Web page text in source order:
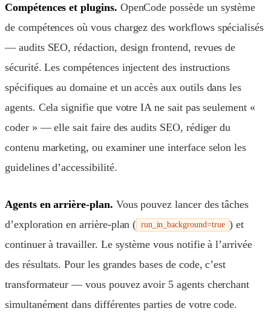
Compétences et plugins. OpenCode possède un système
de compétences où vous chargez des workflows spécialisés
— audits SEO, rédaction, design frontend, revues de
sécurité. Les compétences injectent des instructions
spécifiques au domaine et un accès aux outils dans les
agents. Cela signifie que votre IA ne sait pas seulement «
coder » — elle sait faire des audits SEO, rédiger du
contenu marketing, ou examiner une interface selon les
guidelines d’accessibilité.
Agents en arrière-plan. Vous pouvez lancer des tâches
d’exploration en arrière-plan ( run_in_background=true ) et
continuer à travailler. Le système vous notifie à l’arrivée
des résultats. Pour les grandes bases de code, c’est
transformateur — vous pouvez avoir 5 agents cherchant
simultanément dans différentes parties de votre code.